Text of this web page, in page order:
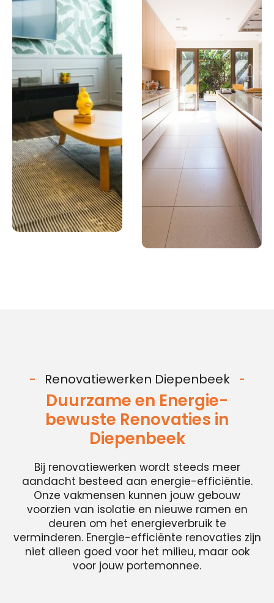
Renovatiewerken Diepenbeek
Duurzame en Energie-
bewuste Renovaties in
Diepenbeek
Bij renovatiewerken wordt steeds meer
aandacht besteed aan energie-efficiëntie.
Onze vakmensen kunnen jouw gebouw
voorzien van isolatie en nieuwe ramen en
deuren om het energieverbruik te
verminderen. Energie-efficiënte renovaties zijn
niet alleen goed voor het milieu, maar ook
voor jouw portemonnee.